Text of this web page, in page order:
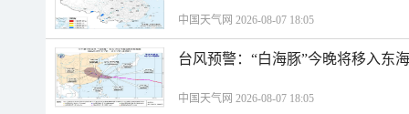
中国天气网 2026-08-07 18:05
台风预警：“白海豚”今晚将移入东
中国天气网 2026-08-07 18:05